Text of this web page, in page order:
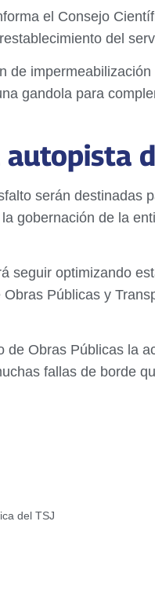
el Consejo
del
de
gandola para
serán destinadas
gobernación de la
seguir optimizando
Públicas y
de Obras Públicas la
fallas de borde
del TSJ